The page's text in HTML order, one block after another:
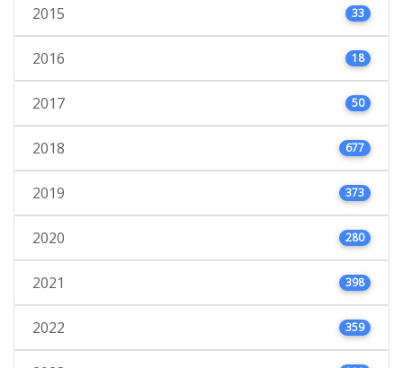
2015 33
2016 18
2017 50
2018 677
2019 373
2020 280
2021 398
2022 359